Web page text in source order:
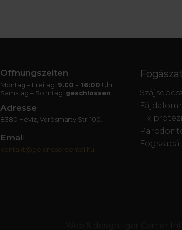
Öffnungszeiten
Montag – Freitag: 9.00 - 16:00 Uhr
Samstag – Sonntag: geschlossen
Adresse
8380 Hévíz, Vörösmarty Str. 100.
Email
kontakt@gelencserdental.hu
Fix